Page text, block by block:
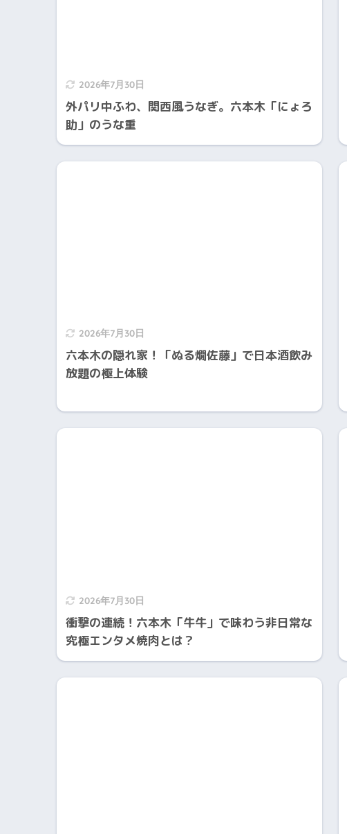
2026年7月30日
外パリ中ふわ、関西風うなぎ。六本木「にょろ
助」のうな重
2026年7月30日
六本木の隠れ家！「ぬる燗佐藤」で日本酒飲み
放題の極上体験
2026年7月30日
衝撃の連続！六本木「牛牛」で味わう非日常な
究極エンタメ焼肉とは？